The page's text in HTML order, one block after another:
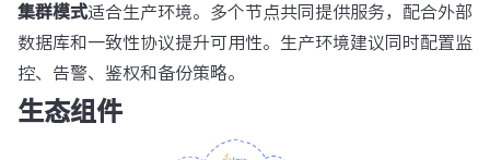
集群模式适合生产环境。多个节点共同提供服务，配合外部
数据库和一致性协议提升可用性。生产环境建议同时配置监
控、告警、鉴权和备份策略。
生态组件